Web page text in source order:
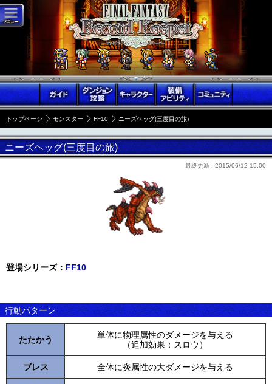
トップページ モンスター FF10 ニーズヘッグ(三度目の旅)
ニーズヘッグ(三度目の旅)
最終更新 : 2015/06/12 15:00
登場シリーズ： FF10
行動パターン
たたかう
単体に物理属性のダメージを与える
（追加効果：スロウ）
ブレス 全体に炎属性の大ダメージを与える